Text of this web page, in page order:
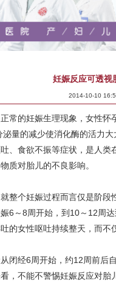
妊娠反应可透视
2014-10-10
的妊娠生理现象，女性怀
泌量的减少使消化酶的活力
、食欲不振等症状，是人
质对胎儿的不良影响。
个妊娠过程而言仅是阶段
6～8周开始，到10～12周
的女性呕吐持续整天，而不仅
经6周开始，约12周前后自
，不能不警惕妊娠反应对